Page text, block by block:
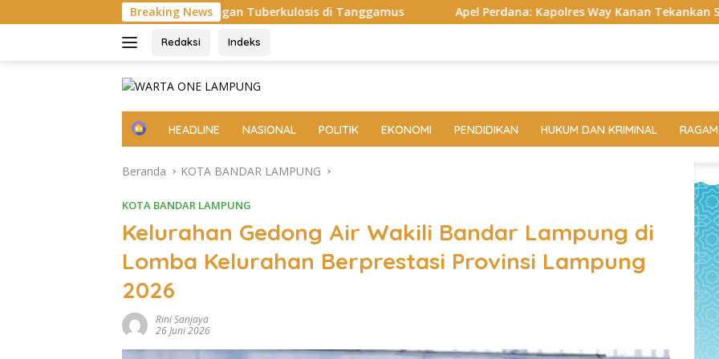
ke
Breaking News
Tuberkulosis di Tanggamus Apel Perdana: Kapolres Way Kanan Tekankan Soliditas, Disiplin, hingga Cek
Redaksi Indeks
H
e
HEADLINE NASIONAL POLITIK EKONOMI PENDIDIKAN HUKUM DAN KRIMINAL RAGAM
Beranda KOTA BANDAR LAMPUNG
KOTA BANDAR LAMPUNG
Kelurahan Gedong Air Wakili Bandar Lampung di
Lomba Kelurahan Berprestasi Provinsi Lampung
2026
Rini Sanjaya
26 Juni 2026